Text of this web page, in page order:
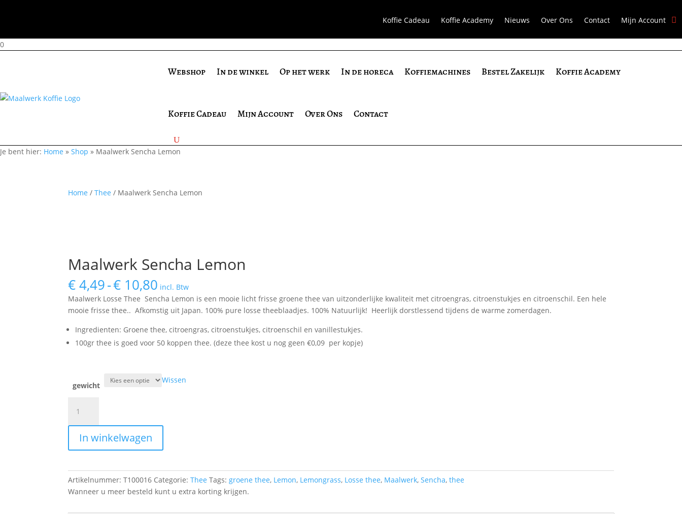
Koffie Cadeau Koffie Academy Nieuws Over Ons Contact Mijn Account
0
Webshop In de winkel Op het werk In de horeca Koffiemachines Bestel Zakelijk Koffie Academy
Koffie Cadeau Mijn Account Over Ons Contact
Je bent hier: Home » Shop » Maalwerk Sencha Lemon
Home /Thee / Maalwerk Sencha Lemon
Maalwerk Sencha Lemon
€4,49-€ 10,80Prijsklasse:
€ 4,49
tot
€ 10,80
incl. Btw
Maalwerk Losse Thee Sencha Lemon is een mooie licht frisse groene thee van uitzonderlijke kwaliteit met citroengras, citroenstukjes en citroenschil. Een hele
mooie frisse thee.. Afkomstig uit Japan. 100% pure losse theeblaadjes. 100% Natuurlijk! Heerlijk dorstlessend tijdens de warme zomerdagen.
Ingredienten: Groene thee, citroengras, citroenstukjes, citroenschil en vanillestukjes.
100gr thee is goed voor 50 koppen thee. (deze thee kost u nog geen €0,09 per kopje)
gewicht
Wissen
Sencha
Lemon
aantalIn winkelwagen
Artikelnummer:T100016 Categorie:Thee Tags:groene thee, Lemon, Lemongrass, Losse thee, Maalwerk,Sencha,thee
Wanneer u meer besteld kunt u extra korting krijgen.